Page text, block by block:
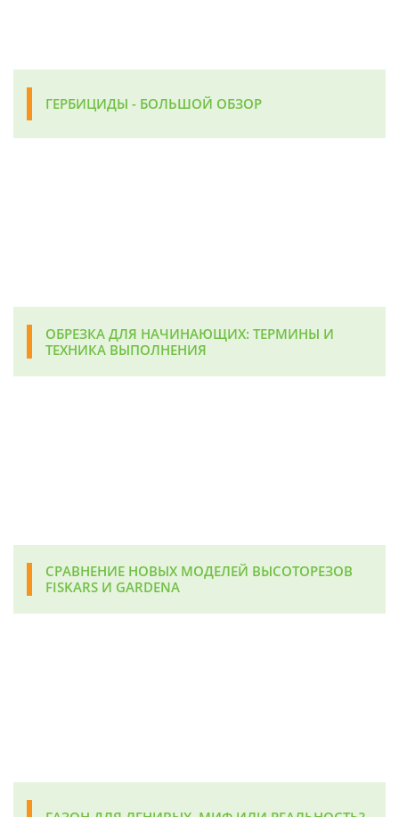
ГЕРБИЦИДЫ - БОЛЬШОЙ ОБЗОР
ОБРЕЗКА ДЛЯ НАЧИНАЮЩИХ: ТЕРМИНЫ И
ТЕХНИКА ВЫПОЛНЕНИЯ
СРАВНЕНИЕ НОВЫХ МОДЕЛЕЙ ВЫСОТОРЕЗОВ
FISKARS И GARDENA